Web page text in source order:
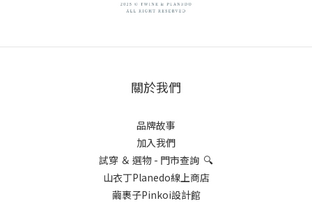
關於我們
品牌故事
加入我們
試穿 ＆ 選物 - 門市查詢 🔍
山衣丁Planedo線上商店
繭裹子Pinkoi設計館